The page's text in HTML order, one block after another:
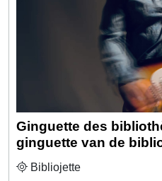
Ginguette des
ginguette van de
Bibliojette